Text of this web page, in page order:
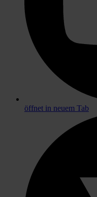
öffnet in neuem Tab